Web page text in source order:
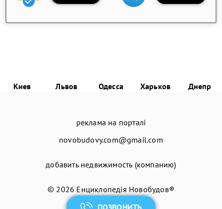
ПОЗВОНИТЬ
Киев Львов Одесса Харьков Днепр
реклама на порталі
novobudovy.com@gmail.com
добавить недвижимость (компанию)
© 2026 Енциклопедія Новобудов®